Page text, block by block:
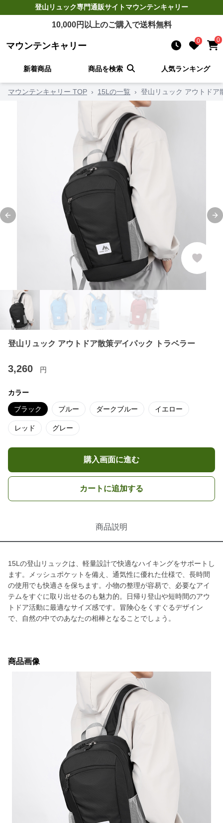
登山リュック専門通販サイトマウンテンキャリー
10,000円以上のご購入で送料無料
マウンテンキャリー 0 0
新着商品 商品を検索 人気ランキング
マウンテンキャリー TOP › 15Lの一覧 › 登山リュック アウトドア
Previous slide
登山リュック アウトドア散策デイパック トラベラー
3,260 円
カラー
ブラック ブルー ダークブルー イエロー
レッド グレー
購入画面に進む
カートに追加する
商品説明
15Lの登山リュックは、軽量設計で快適なハイキングをサポートし
ます。メッシュポケットを備え、通気性に優れた仕様で、長時間
の使用でも快適さを保ちます。小物の整理が容易で、必要なアイ
テムをすぐに取り出せるのも魅力的。日帰り登山や短時間のアウ
トドア活動に最適なサイズ感です。冒険心をくすぐるデザイン
で、自然の中でのあなたの相棒となることでしょう。
商品画像